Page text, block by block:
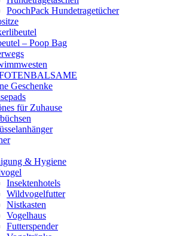
PoochPack Hundetragetücher
– Poop Bag
Geschenke
für Zuhause
& Hygiene
Insektenhotels
Wildvogelfutter
Nistkasten
Vogelhaus
Futterspender